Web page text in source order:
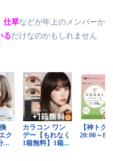
仕草などが年上のメンバーか
るだけなのかもしれません